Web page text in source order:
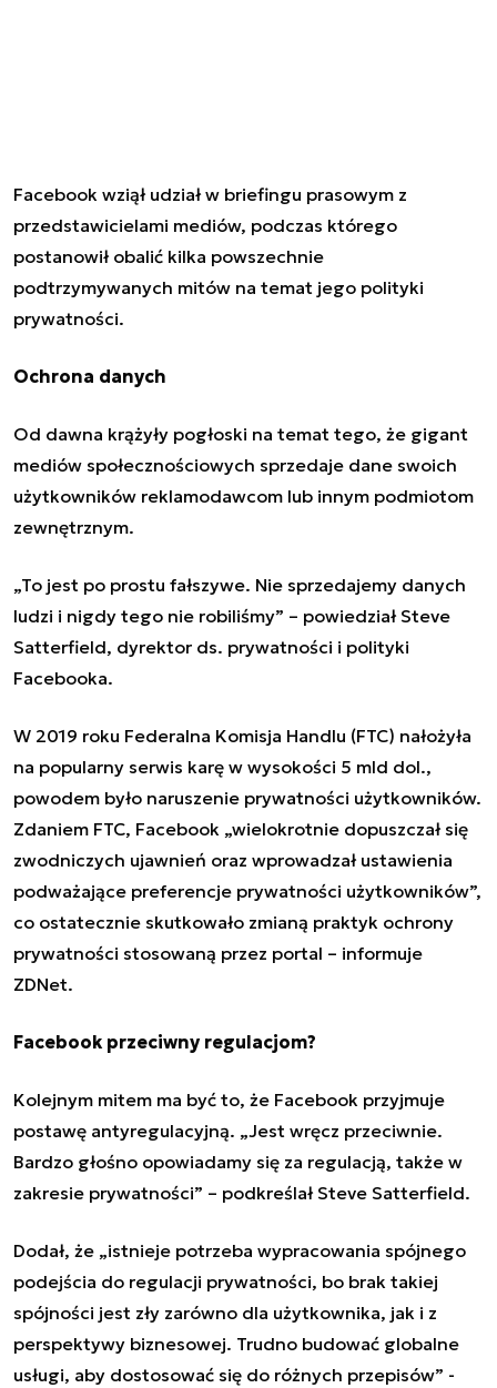
Facebook wziął udział w briefingu prasowym z
przedstawicielami mediów, podczas którego
postanowił obalić kilka powszechnie
podtrzymywanych mitów na temat jego polityki
prywatności.
Ochrona danych
Od dawna krążyły pogłoski na temat tego, że gigant
mediów społecznościowych sprzedaje dane swoich
użytkowników reklamodawcom lub innym podmiotom
zewnętrznym.
„To jest po prostu fałszywe. Nie sprzedajemy danych
ludzi i nigdy tego nie robiliśmy” – powiedział Steve
Satterfield, dyrektor ds. prywatności i polityki
Facebooka.
W 2019 roku Federalna Komisja Handlu (FTC) nałożyła
na popularny serwis karę w wysokości 5 mld dol.,
powodem było naruszenie prywatności użytkowników.
Zdaniem FTC, Facebook „wielokrotnie dopuszczał się
zwodniczych ujawnień oraz wprowadzał ustawienia
podważające preferencje prywatności użytkowników”,
co ostatecznie skutkowało zmianą praktyk ochrony
prywatności stosowaną przez portal – informuje
ZDNet.
Facebook przeciwny regulacjom?
Kolejnym mitem ma być to, że Facebook przyjmuje
postawę antyregulacyjną. „Jest wręcz przeciwnie.
Bardzo głośno opowiadamy się za regulacją, także w
zakresie prywatności” – podkreślał Steve Satterfield.
Dodał, że „istnieje potrzeba wypracowania spójnego
podejścia do regulacji prywatności, bo brak takiej
spójności jest zły zarówno dla użytkownika, jak i z
perspektywy biznesowej. Trudno budować globalne
usługi, aby dostosować się do różnych przepisów” -